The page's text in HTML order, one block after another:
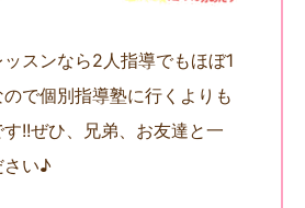
スンなら2人指導でもほぼ1
で個別指導塾に行くよりも
!!ぜひ、兄弟、お友達と一
さい♪